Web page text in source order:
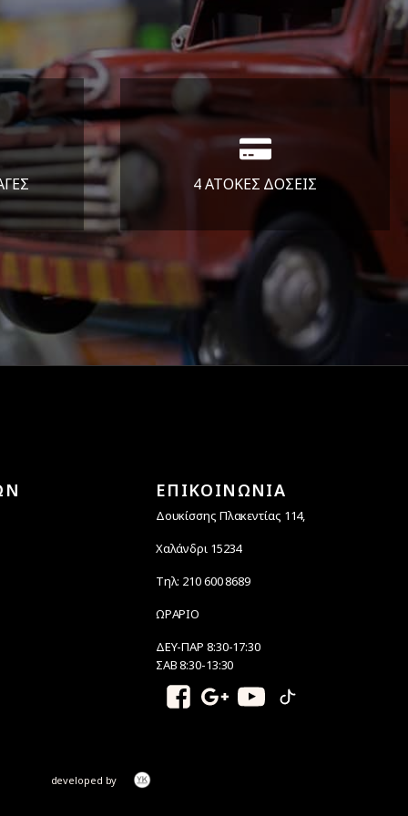
4 ΑΤΟΚΕΣ ΔΟΣΕΙΣ
Υποστηρίζουμε μέχρι και 4
άτοκες δόσεις
ΕΠΙΚΟΙΝΩΝΙΑ
Δουκίσσης Πλακεντίας 114,
Χαλάνδρι 15234
Τηλ: 210 600 8689
ΩΡΑΡΙΟ
ΔΕΥ-ΠΑΡ 8:30-17:30
ΣΑΒ 8:30-13:30
developed by